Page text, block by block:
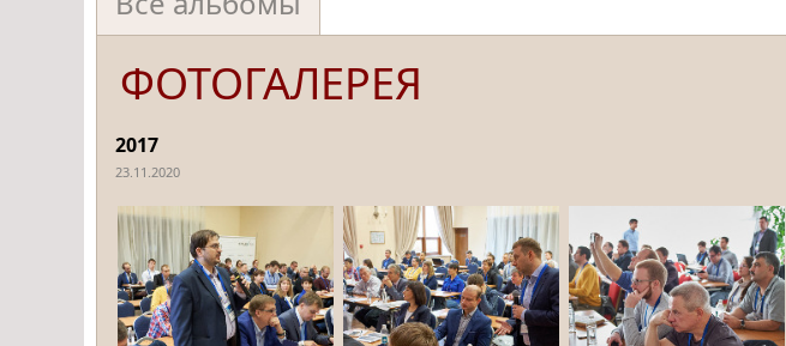
ФОТОГАЛЕРЕЯ
2017
23.11.2020